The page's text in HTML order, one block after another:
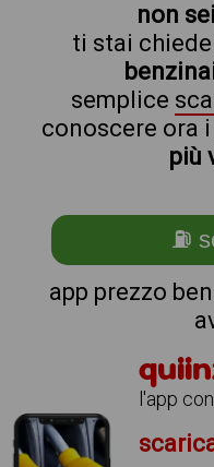
non
ti stai
semplice
conoscere ora
più
⛽
app prezzo
l'app